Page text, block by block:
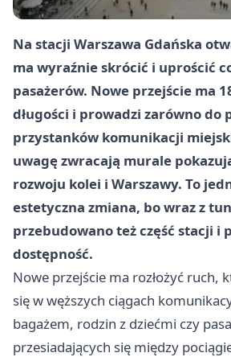
Na stacji Warszawa Gdańska
ma wyraźnie skrócić i uprościć
pasażerów. Nowe przejście ma
długości i prowadzi zarówno do
przystanków komunikacji
uwagę zwracają murale
rozwoju kolei i Warszawy. To
estetyczna zmiana, bo wraz z
przebudowano też część stacji i
dostępność.
Nowe przejście ma rozłożyć ruch,
się w węższych ciągach
bagażem, rodzin z dziećmi czy
przesiadających się między